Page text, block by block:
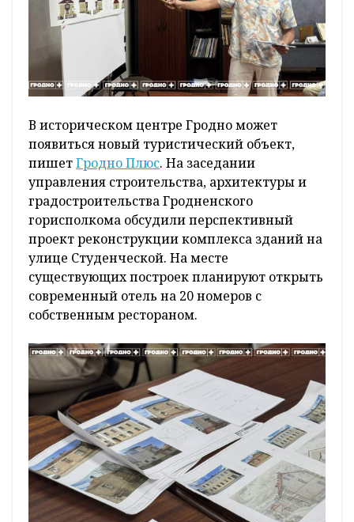
В историческом центре Гродно может
появиться новый туристический объект,
пишетГродно Плюс. На заседании
управления строительства, архитектуры и
градостроительства Гродненского
горисполкома обсудили перспективный
проект реконструкции комплекса зданий на
улице Студенческой. На месте
существующих построек планируют открыть
современный отель на 20 номеров с
собственным рестораном.